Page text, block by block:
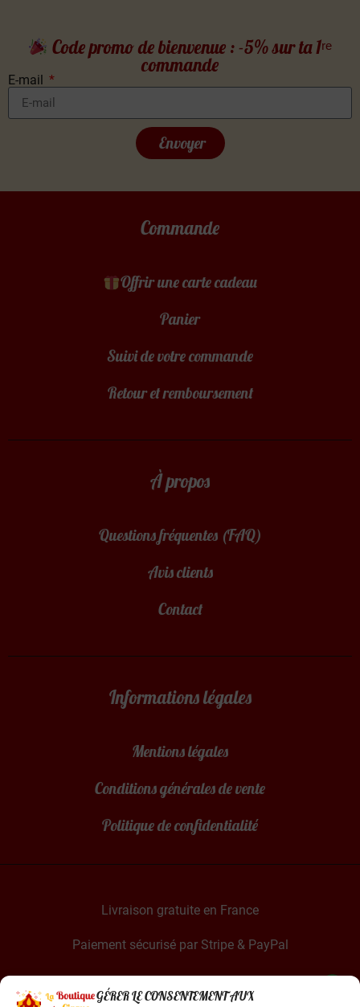
GÉRER LE CONSENTEMENT AUX
Code promo de bienvenue : -5% sur ta 1ʳᵉ
commande
E-mail
Envoyer
Commande
Offrir une carte cadeau
Panier
Suivi de votre commande
Retour et remboursement
À propos
Questions fréquentes (FAQ)
Avis clients
Contact
Informations légales
Mentions légales
Conditions générales de vente
Politique de confidentialité
Livraison gratuite en France
Paiement sécurisé par Stripe & PayPal